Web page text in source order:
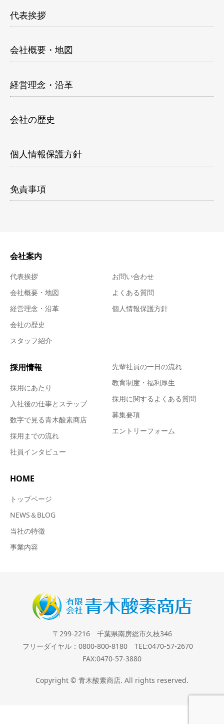
代表挨拶
会社概要・地図
経営理念・沿革
会社の歴史
個人情報保護方針
免責事項
会社案内
代表挨拶
会社概要・地図
経営理念・沿革
会社の歴史
スタッフ紹介
お問い合わせ
よくある質問
個人情報保護方針
採用情報
採用にあたり
入社後の仕事とステップ
数字で見る青木酸素商店
採用までの流れ
社員インタビュー
先輩社員の一日の流れ
教育制度・福利厚生
採用に関するよくある質問
募集要項
エントリーフォーム
HOME
トップページ
NEWS＆BLOG
当社の特徴
事業内容
〒299-2216 千葉県南房総市久枝346
フリーダイヤル：0800-800-8180 TEL:0470-57-2670
FAX:0470-57-3880
Copyright © 青木酸素商店. All rights reserved.